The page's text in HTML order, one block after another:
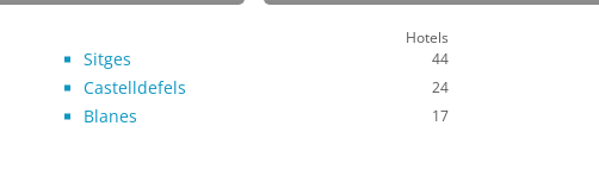
Hotels
Sitges 44
Castelldefels 24
Blanes 17